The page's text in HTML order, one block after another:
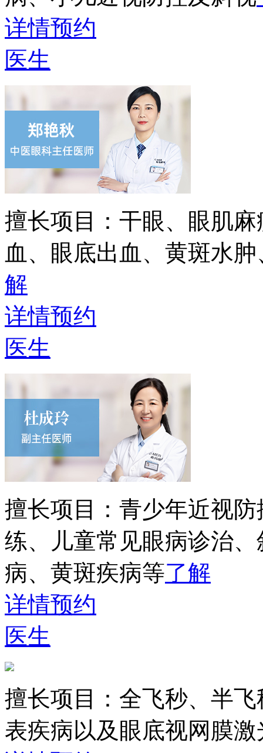
详情预约
医生
擅长项目： 干眼、眼肌
血、眼底出血、黄斑水
解
详情预约
医生
擅长项目： 青少年近视
练、儿童常见眼病诊治
病、黄斑疾病等了解
详情预约
医生
擅长项目： 全飞秒、半
表疾病以及眼底视网膜激